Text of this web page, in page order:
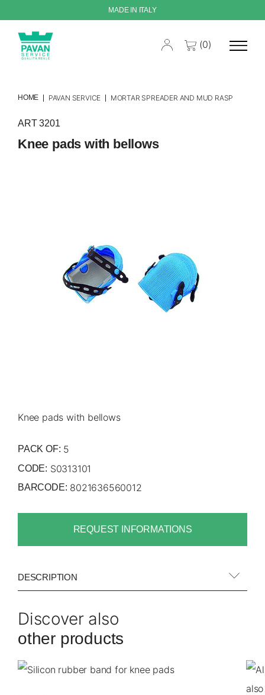
MADE IN ITALY
(0)
HOME PAVAN SERVICE MORTAR SPREADER AND MUD RASP
ART 3201
Knee pads with bellows
Knee pads with bellows
PACK OF: 5
CODE: S0313101
BARCODE: 8021636560012
REQUEST INFORMATIONS
DESCRIPTION
Discover also
other products